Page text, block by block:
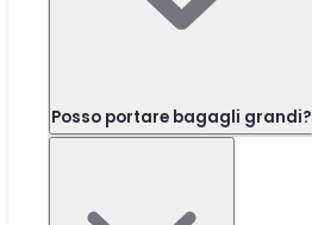
Posso portare bagagli grandi?